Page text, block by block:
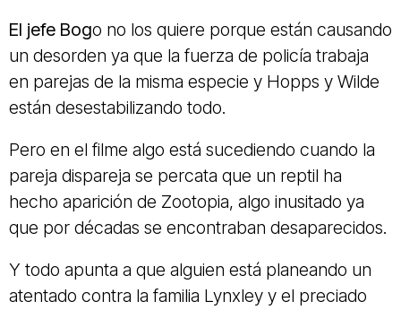
El jefe Bogo no los quiere porque están causando
un desorden ya que la fuerza de policía trabaja
en parejas de la misma especie y Hopps y Wilde
están desestabilizando todo.
Pero en el filme algo está sucediendo cuando la
pareja dispareja se percata que un reptil ha
hecho aparición de Zootopia, algo inusitado ya
que por décadas se encontraban desaparecidos.
Y todo apunta a que alguien está planeando un
atentado contra la familia Lynxley y el preciado